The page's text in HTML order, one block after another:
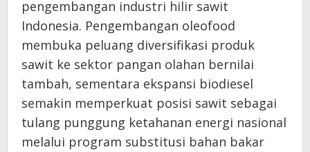
pengembangan industri hilir sawit
Indonesia. Pengembangan oleofood
membuka peluang diversifikasi produk
sawit ke sektor pangan olahan bernilai
tambah, sementara ekspansi biodiesel
semakin memperkuat posisi sawit sebagai
tulang punggung ketahanan energi nasional
melalui program substitusi bahan bakar